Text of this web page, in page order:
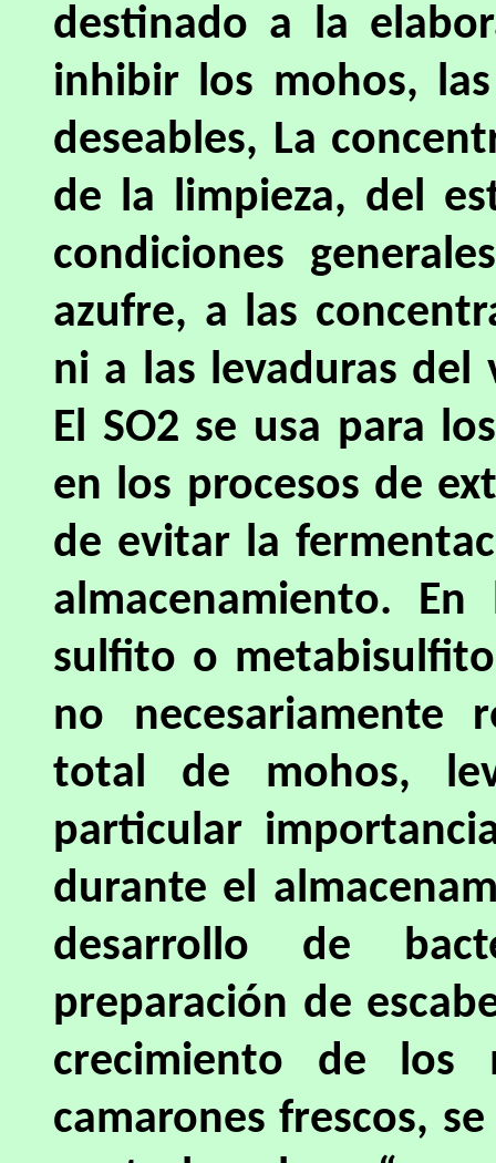
destinado a la
inhibir los mohos,
deseables, La
de la limpieza, del
condiciones
azufre, a las
ni a las levaduras
El SO2 se usa para
en los procesos de
de evitar la
almacenamiento.
sulfito o
no necesariamente
total de mohos,
particular
durante el
desarrollo de
preparación de
crecimiento de los
camarones frescos,